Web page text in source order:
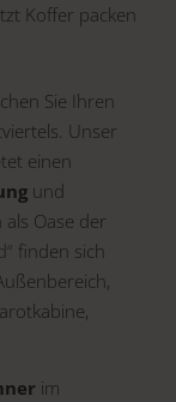
Koffer packen
Sie Ihren
Unser
einen
und
als Oase der
finden sich
im